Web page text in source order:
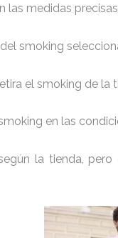
las medidas
smoking
el smoking de la
en las
la tienda,